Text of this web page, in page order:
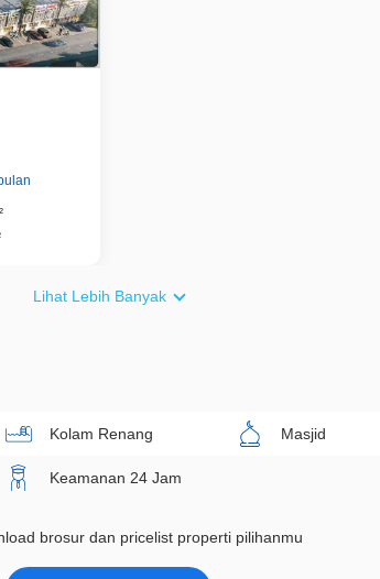
Lihat Lebih Banyak
Kolam Renang Masjid
Keamanan 24 Jam
brosur dan pricelist properti pilihanmu